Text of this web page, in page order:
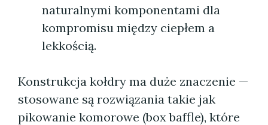
naturalnymi komponentami dla
kompromisu między ciepłem a
lekkością.
Konstrukcja kołdry ma duże znaczenie —
stosowane są rozwiązania takie jak
pikowanie komorowe (box baffle), które